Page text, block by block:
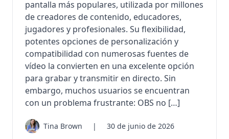
pantalla más populares, utilizada por millones
de creadores de contenido, educadores,
jugadores y profesionales. Su flexibilidad,
potentes opciones de personalización y
compatibilidad con numerosas fuentes de
vídeo la convierten en una excelente opción
para grabar y transmitir en directo. Sin
embargo, muchos usuarios se encuentran
con un problema frustrante: OBS no […]
Tina Brown | 30 de junio de 2026